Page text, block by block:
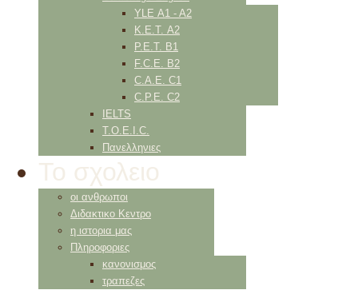
YLE Α1 - Α2
K.E.T. Α2
P.E.T. Β1
F.C.E. Β2
C.A.E. C1
C.P.E. C2
IELTS
Τ.Ο.Ε.Ι.C.
Πανελληνιες
Το σχολειο
οι ανθρωποι
Διδακτικο Κεντρο
η ιστορια μας
Πληροφοριες
κανονισμος
τραπεζες